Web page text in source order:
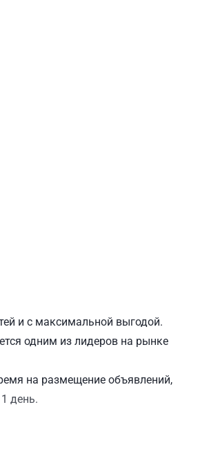
и с максимальной выгодой.
одним из лидеров на рынке
на размещение объявлений,
день.